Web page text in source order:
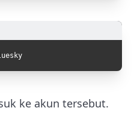
ke akun tersebut.